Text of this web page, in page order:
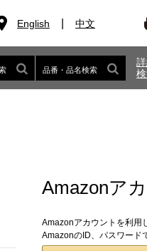
English 中文
品番・品名検索
Amazonア
Amazonアカウントを利用
AmazonのID、パスワード